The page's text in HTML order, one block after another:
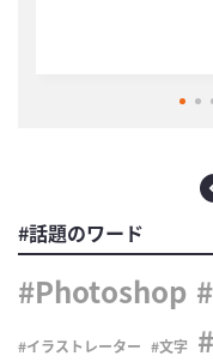
#話題のワード
Photoshop
イラストレーター 文字